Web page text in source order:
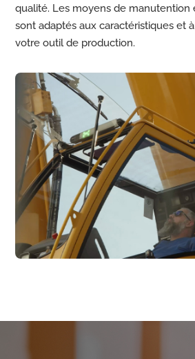
qualité. Les moyens de manutention
sont adaptés aux caractéristiques et
votre outil de production.